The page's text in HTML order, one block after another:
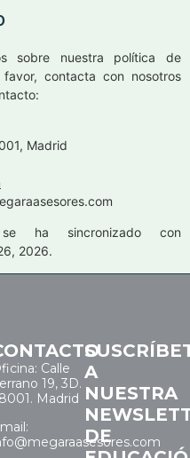
sobre nuestra política de
contacta con nosotros
Madrid
ha sincronizado con
2026.
Calle
19, 3D.
Madrid
A
NUESTRA
DE